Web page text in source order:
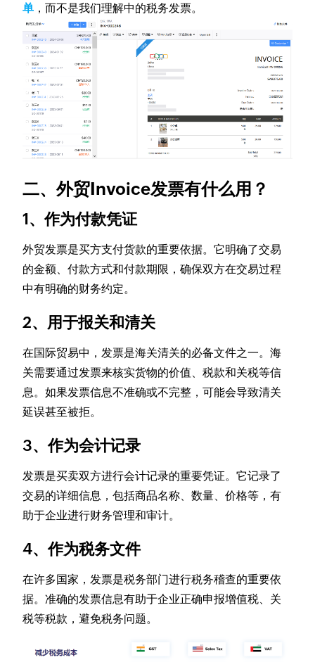
单 ，而不是我们理解中的税务发票。
二、外贸Invoice发票有什么用？
1、作为付款凭证
外贸发票是买方支付货款的重要依据。它明确了交易
的金额、付款方式和付款期限，确保双方在交易过程
中有明确的财务约定。
2、用于报关和清关
在国际贸易中，发票是海关清关的必备文件之一。海
关需要通过发票来核实货物的价值、税款和关税等信
息。如果发票信息不准确或不完整，可能会导致清关
延误甚至被拒。
3、作为会计记录
发票是买卖双方进行会计记录的重要凭证。它记录了
交易的详细信息，包括商品名称、数量、价格等，有
助于企业进行财务管理和审计。
4、作为税务文件
在许多国家，发票是税务部门进行税务稽查的重要依
据。准确的发票信息有助于企业正确申报增值税、关
税等税款，避免税务问题。